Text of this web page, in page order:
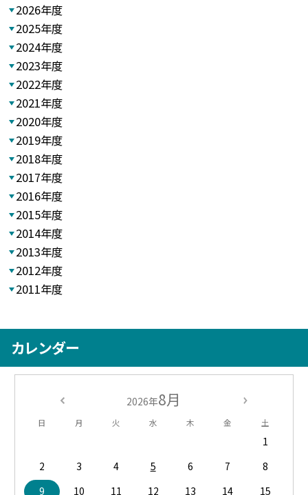
2026年度
2025年度
2024年度
2023年度
2022年度
2021年度
2020年度
2019年度
2018年度
2017年度
2016年度
2015年度
2014年度
2013年度
2012年度
2011年度
カレンダー
2026年8月
日 月 火 水 木 金 土
1
2
3 4 5 6 7
8
9
10 11 12 13 14
15